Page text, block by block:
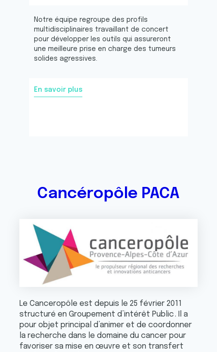
Notre équipe regroupe des profils
multidisciplinaires travaillant de concert
pour développer les outils qui assureront
une meilleure prise en charge des tumeurs
solides agressives.
En savoir plus
Cancéropôle PACA
Le Canceropôle est depuis le 25 février 2011
structuré en Groupement d’intérêt Public . Il a
pour objet principal d’animer et de coordonner
la recherche dans le domaine du cancer pour
favoriser sa mise en œuvre et son transfert